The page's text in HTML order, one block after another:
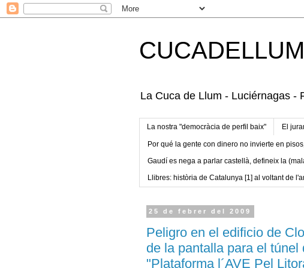
La Cuca de Llum - Luciérnagas -
La nostra "democràcia de perfil baix" El
Por qué la gente con dinero no invierte en
Gaudí es nega a parlar castellà, defineix la
Llibres: història de Catalunya [1] al voltant de
25 de febrer del 2009
Peligro en el edificio de
de la pantalla para el túnel
"Plataforma l´AVE Pel